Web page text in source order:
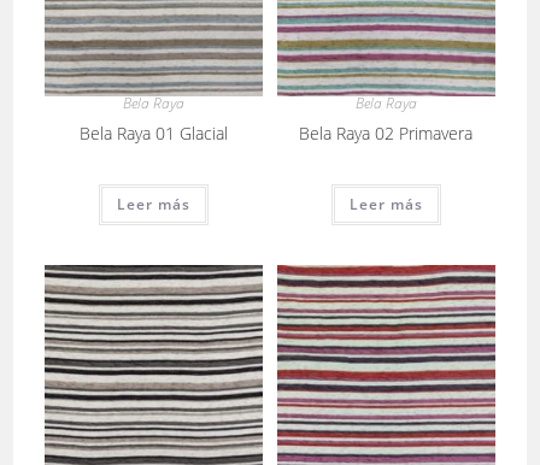
Bela Raya
Bela Raya 01 Glacial
Leer más
Bela Raya
Bela Raya 02 Primavera
Leer más